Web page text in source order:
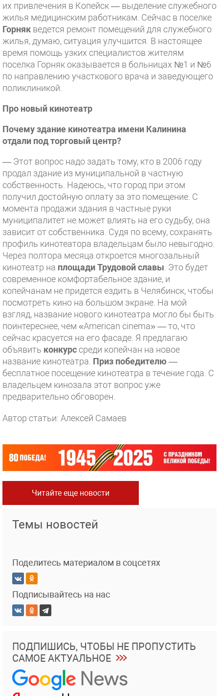
их привлечения в Копейск — выделение служебного
жилья медицинским работникам. Сейчас в поселке
Горняк ведется ремонт помещений для служебного
жилья, думаю, ситуация улучшится. В настоящее
время помощь узких специалистов жителям
поселка Горняк оказывается в больницах №1 и №6
по направлению участкового врача и заведующего
поликлиникой.
Про новый кинотеатр
Почему здание кинотеатра имени Калинина
отдали под торговый центр?
— Этот вопрос надо задать тому, кто в 2006 году
продал здание из муниципальной в частную
собственность. Надеюсь, что город при этом
получил достойную оплату за это помещение. С
момента продажи здания в частные руки
муниципалитет не может влиять на его судьбу, она
зависит от собственника. Судя по всему, сохранять
профиль кинотеатора владельцам было невыгодно.
Через полтора месяца откроется многозальный
кинотеатр на площади Трудовой славы . Это будет
современное комфортабельное здание, и
копейчанам не придется ездить в Челябинск, чтобы
посмотреть кино на большом экране. На мой
взгляд, название нового кинотеатра могло бы быть
поинтереснее, чем «American cinema» — то, что
сейчас красуется на его фасаде. Я предлагаю
объявить конкурс среди копейчан на новое
название кинотеатра. Приз победителю —
бесплатное посещение кинотеатра в течение года. С
владельцем кинозала этот вопрос уже
предварительно обговорен.
Автор статьи: Алексей Самаев
Читайте еще новости
Темы новостей
Поделитесь материалом в соцсетях
Подписывайтесь на нас
ПОДПИШИСЬ, ЧТОБЫ НЕ ПРОПУСТИТЬ
САМОЕ АКТУАЛЬНОЕ